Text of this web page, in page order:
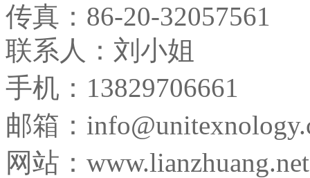
传真： 86-20-32057561
联系人：刘小姐
手机：13829706661
邮箱：
网站：www.lianzhuang.net